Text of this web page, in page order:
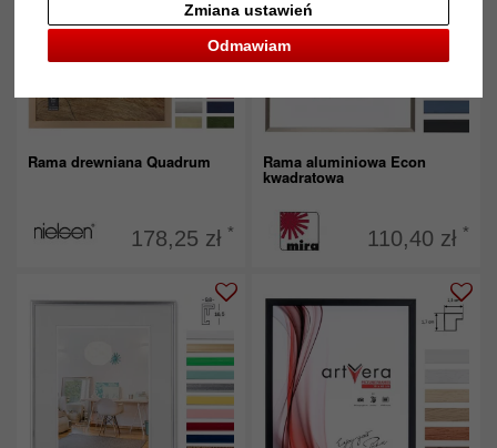
Odmawiam
Zmiana ustawień
Rama drewniana Quadrum
178,25 zł *
Rama aluminiowa Econ
kwadratowa
110,40 zł *